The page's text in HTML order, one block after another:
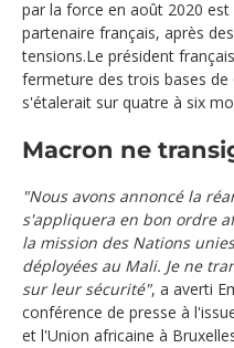
par la force en août 2020
partenaire français, après
tensions.Le président
fermeture des trois bases de
s'étalerait sur quatre à six
Macron ne
"Nous avons annoncé la
s'appliquera en bon ordre
la mission des Nations
déployées au Mali. Je ne
sur leur sécurité", a averti
conférence de presse à
et l'Union africaine à